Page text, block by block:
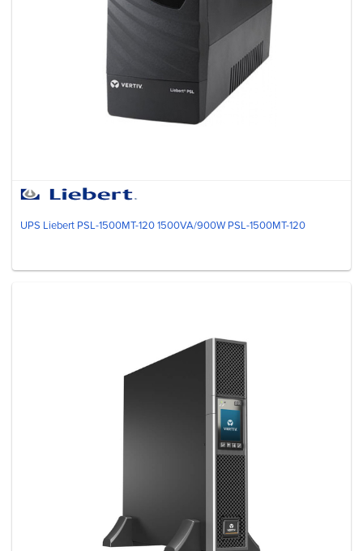
UPS Liebert PSL-1500MT-120 1500VA/900W PSL-1500MT-120